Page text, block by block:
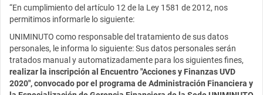
“En cumplimiento del artículo 12 de la Ley 1581 de 2012, nos
permitimos informarle lo siguiente:
UNIMINUTO como responsable del tratamiento de sus datos
personales, le informa lo siguiente: Sus datos personales serán
tratados manual y automatizadamente para los siguientes fines,
realizar la inscripción al Encuentro "Acciones y Finanzas UVD
2020", convocado por el programa de Administración Financiera y